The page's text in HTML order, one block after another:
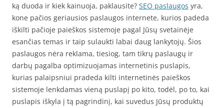
ką duoda ir kiek kainuoja, paklausite? SEO paslaugos yra,
kone pačios geriausios paslaugos internete, kurios padeda
iškilti pačioje paieškos sistemoje pagal Jūsų svetainėje
esančias temas ir taip sulaukti labai daug lankytojų. Šios
paslaugos nėra reklama, tiesiog, tam tikrų paslaugų ir
darbų pagalba optimizuojamas internetinis puslapis,
kurias palaipsniui pradeda kilti internetinės paieškos
sistemoje lenkdamas vieną puslapį po kito, todėl, po to, kai
puslapis iškyla į tą pagrindinį, kai suvedus Jūsų produktų